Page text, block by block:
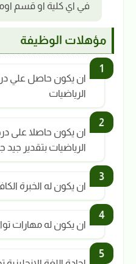
في اي كلية او قسم
مؤهلات الوظيفة
ان يكون حاصل علي
الرياضيات
ان يكون حاصلا على
الرياضيات بتقدير جيد
ان يكون له الخبرة
ان يكون له مهارات